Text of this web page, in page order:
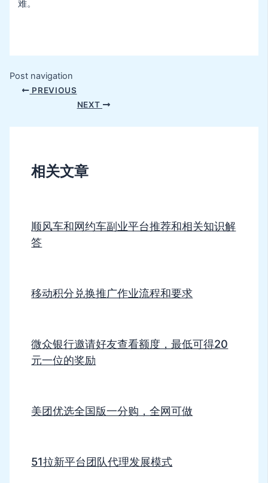
难。
Post navigation
PREVIOUS
NEXT
相关文章
顺风车和网约车副业平台推荐和相关知识解
答
移动积分兑换推广作业流程和要求
微众银行邀请好友查看额度，最低可得20
元一位的奖励
美团优选全国版一分购，全网可做
51拉新平台团队代理发展模式